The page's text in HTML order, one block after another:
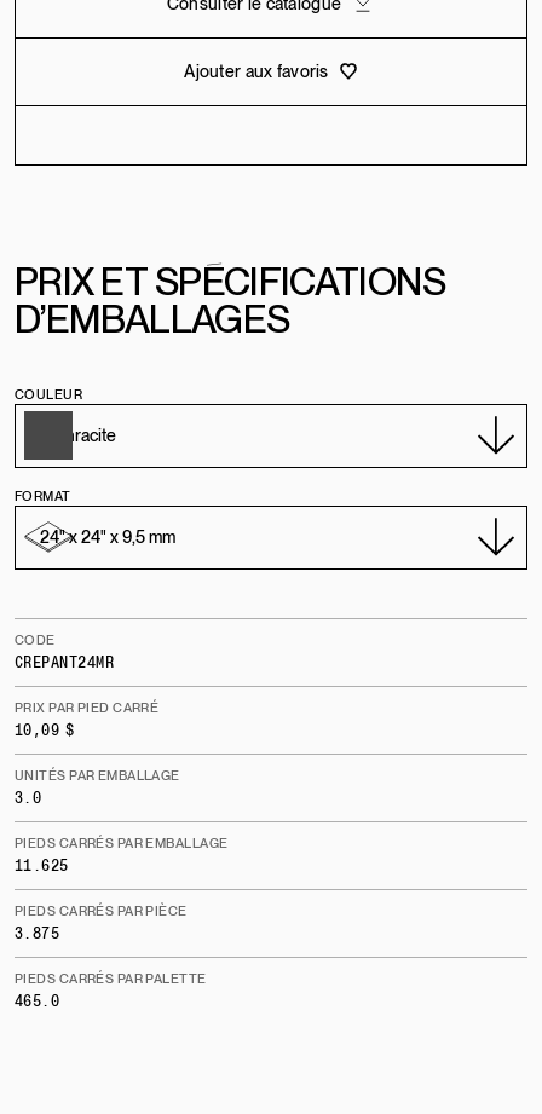
Consulter le catalogue
Ajouter aux favoris
PRIXETSPÉCIFICATIONS
D’EMBALLAGES
COULEUR
FORMAT
CODE
CREPANT24MR
PRIX PAR PIED CARRÉ
10,09 $
UNITÉS PAR EMBALLAGE
3.0
PIEDS CARRÉS PAR EMBALLAGE
11.625
PIEDS CARRÉS PAR PIÈCE
3.875
PIEDS CARRÉS PAR PALETTE
465.0